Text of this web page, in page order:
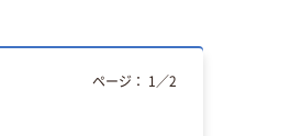
ページ： 1 ／2